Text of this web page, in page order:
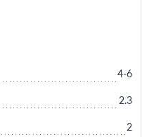
4-6
2.3
2